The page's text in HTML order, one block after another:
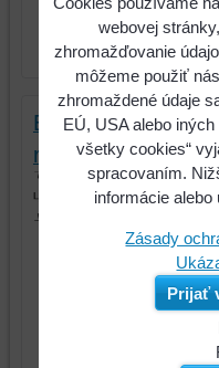
rukoväťou, dlhý,
Kód:
webovej
zhromažďovanie
môžeme použiť
zhromaždené údaje
EÚ, USA alebo
všetky cookies“
spracovaním.
informácie
Zásady
Prijať